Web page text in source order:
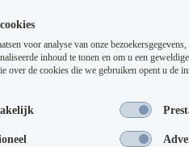
voor analyse van onze
inhoud te tonen en om u een
over de cookies die we gebruiken opent u de